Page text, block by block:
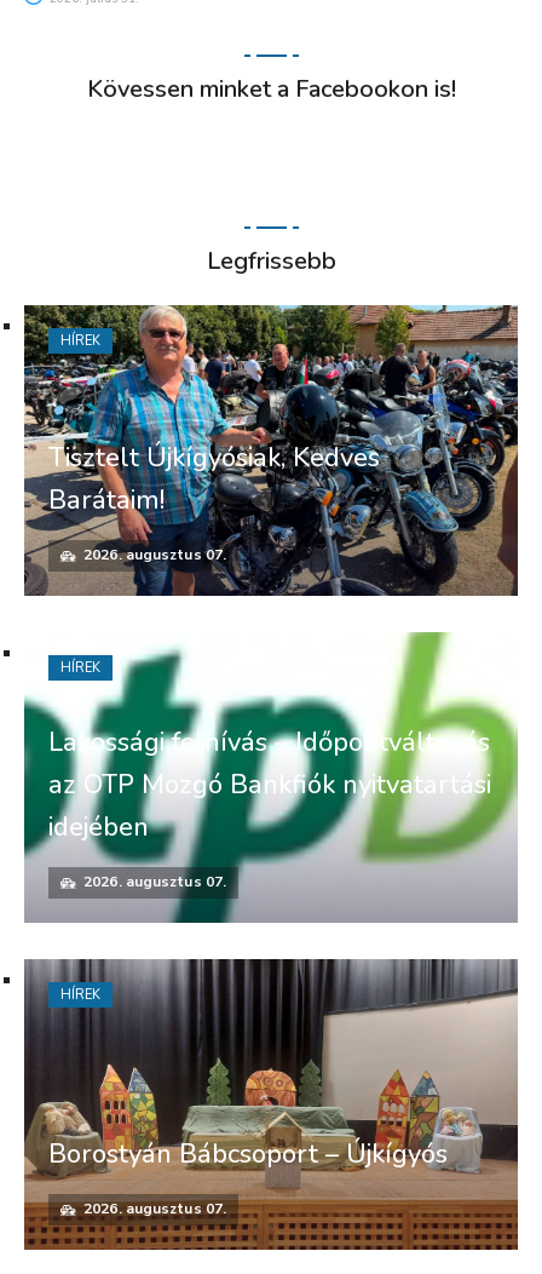
Kövessen minket a Facebookon is!
Legfrissebb
Tisztelt Újkígyósiak, Kedves
Barátaim!
2026. augusztus 07.
HÍREK
Lakossági felhívás – Időpontváltozás
az OTP Mozgó Bankfiók nyitvatartási
idejében
2026. augusztus 07.
HÍREK
Borostyán Bábcsoport – Újkígyós
2026. augusztus 07.
HÍREK